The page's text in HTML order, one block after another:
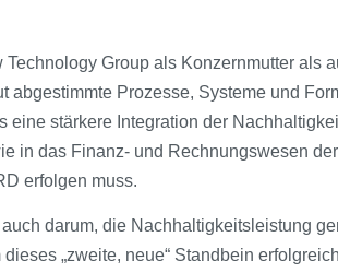
Group als Konzernmutter als
Prozesse, Systeme und
stärkere Integration der
in das Finanz- und Rechnungswesen der
erfolgen muss.
darum, die Nachhaltigkeitsleistung
„zweite, neue“ Standbein